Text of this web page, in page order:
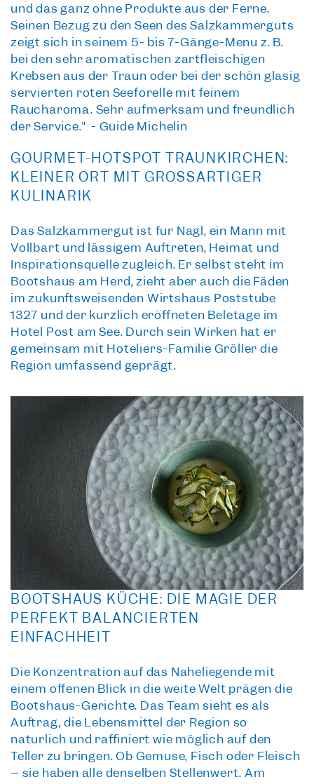
und das ganz ohne Produkte aus der Ferne.
Seinen Bezug zu den Seen des Salzkammerguts
zeigt sich in seinem 5- bis 7-Gänge-Menü z. B.
bei den sehr aromatischen zartfleischigen
Krebsen aus der Traun oder bei der schön glasig
servierten roten Seeforelle mit feinem
Raucharoma. Sehr aufmerksam und freundlich
der Service." - Guide Michelin
GOURMET-HOTSPOT TRAUNKIRCHEN:
KLEINER ORT MIT GROSSARTIGER K
ULINARIK
Das Salzkammergut ist für Nagl, ein Mann mit
Vollbart und lässigem Auftreten, Heimat und
Inspirationsquelle zugleich. Er selbst steht im
Bootshaus am Herd, zieht aber auch die Fäden
im zukunftsweisenden Wirtshaus Poststube
1327 und der kürzlich eröffneten Belétage im
Hotel Post am See. Durch sein Wirken hat er
gemeinsam mit Hoteliers-Familie Gröller die
Region umfassend geprägt.
BOOTSHAUS KÜCHE: DIE MAGIE DER
PERFEKT BALANCIERTEN
EINFACHHEIT
Die Konzentration auf das Naheliegende mit
einem offenen Blick in die weite Welt prägen die
Bootshaus-Gerichte. Das Team sieht es als
Auftrag, die Lebensmittel der Region so
natürlich und raffiniert wie möglich auf den
Teller zu bringen. Ob Gemüse, Fisch oder Fleisch
– sie haben alle denselben Stellenwert. Am